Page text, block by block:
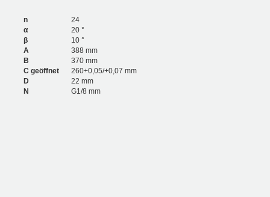
n
24
α
20 °
β
10 °
A
388 mm
B
370 mm
C geöffnet
260+0,05/+0,07 mm
D
22 mm
N
G1/8 mm